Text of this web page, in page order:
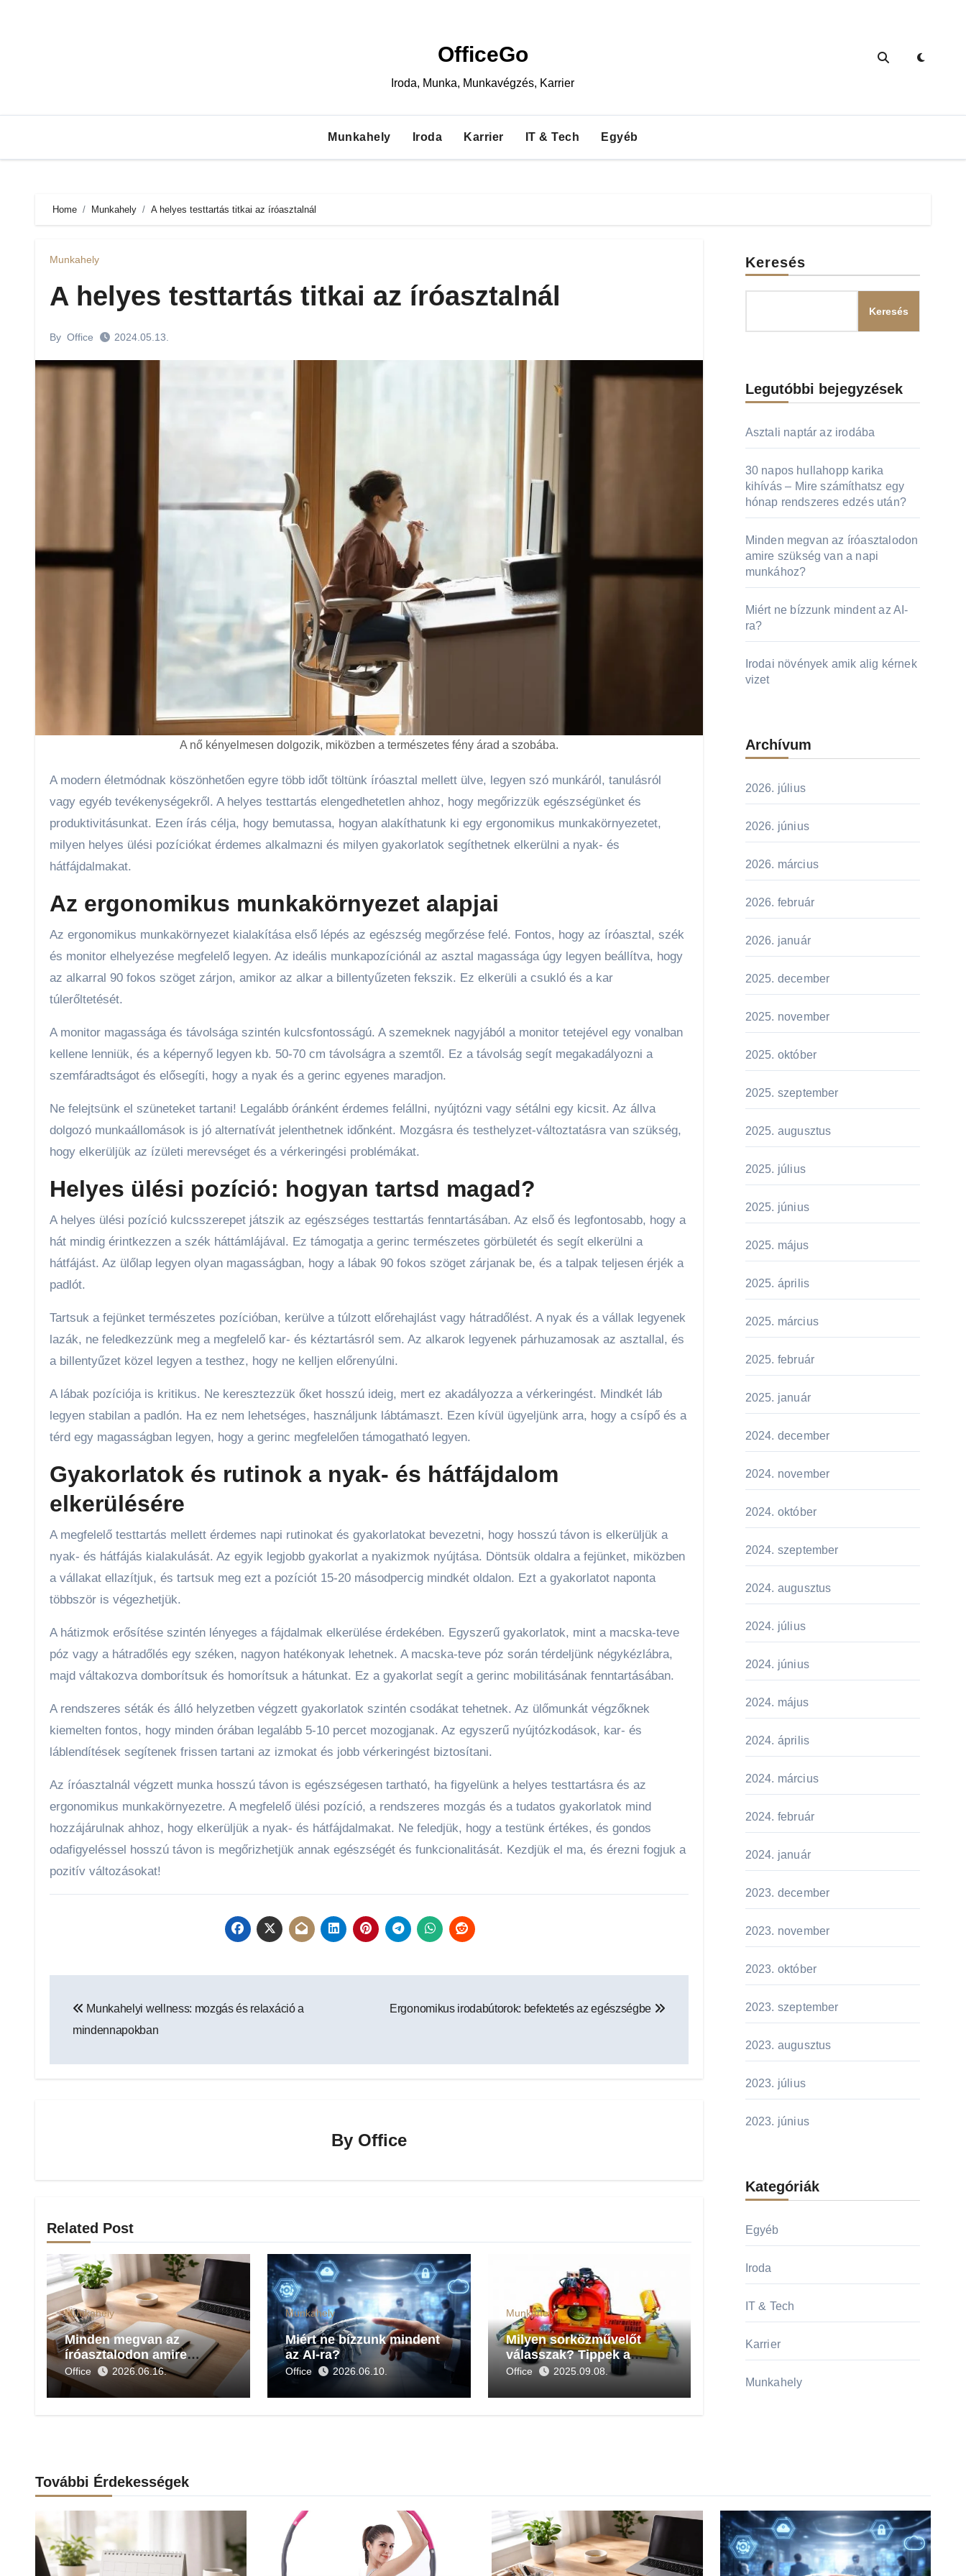
OfficeGo
Iroda, Munka, Munkavégzés, Karrier
Munkahely Iroda Karrier IT & Tech Egyéb
Home Munkahely A helyes testtartás titkai az íróasztalnál
Munkahely
A helyes testtartás titkai az íróasztalnál
By Office 2024.05.13.
A nő kényelmesen dolgozik, miközben a természetes fény árad a szobába.
A modern életmódnak köszönhetően egyre több időt töltünk íróasztal mellett ülve, legyen szó munkáról, tanulásról
vagy egyéb tevékenységekről. A helyes testtartás elengedhetetlen ahhoz, hogy megőrizzük egészségünket és
produktivitásunkat. Ezen írás célja, hogy bemutassa, hogyan alakíthatunk ki egy ergonomikus munkakörnyezetet,
milyen helyes ülési pozíciókat érdemes alkalmazni és milyen gyakorlatok segíthetnek elkerülni a nyak- és
hátfájdalmakat.
Az ergonomikus munkakörnyezet alapjai
Az ergonomikus munkakörnyezet kialakítása első lépés az egészség megőrzése felé. Fontos, hogy az íróasztal, szék
és monitor elhelyezése megfelelő legyen. Az ideális munkapozíciónál az asztal magassága úgy legyen beállítva, hogy
az alkarral 90 fokos szöget zárjon, amikor az alkar a billentyűzeten fekszik. Ez elkerüli a csukló és a kar
túlerőltetését.
A monitor magassága és távolsága szintén kulcsfontosságú. A szemeknek nagyjából a monitor tetejével egy vonalban
kellene lenniük, és a képernyő legyen kb. 50-70 cm távolságra a szemtől. Ez a távolság segít megakadályozni a
szemfáradtságot és elősegíti, hogy a nyak és a gerinc egyenes maradjon.
Ne felejtsünk el szüneteket tartani! Legalább óránként érdemes felállni, nyújtózni vagy sétálni egy kicsit. Az állva
dolgozó munkaállomások is jó alternatívát jelenthetnek időnként. Mozgásra és testhelyzet-változtatásra van szükség,
hogy elkerüljük az ízületi merevséget és a vérkeringési problémákat.
Helyes ülési pozíció: hogyan tartsd magad?
A helyes ülési pozíció kulcsszerepet játszik az egészséges testtartás fenntartásában. Az első és legfontosabb, hogy a
hát mindig érintkezzen a szék háttámlájával. Ez támogatja a gerinc természetes görbületét és segít elkerülni a
hátfájást. Az ülőlap legyen olyan magasságban, hogy a lábak 90 fokos szöget zárjanak be, és a talpak teljesen érjék a
padlót.
Tartsuk a fejünket természetes pozícióban, kerülve a túlzott előrehajlást vagy hátradőlést. A nyak és a vállak legyenek
lazák, ne feledkezzünk meg a megfelelő kar- és kéztartásról sem. Az alkarok legyenek párhuzamosak az asztallal, és
a billentyűzet közel legyen a testhez, hogy ne kelljen előrenyúlni.
A lábak pozíciója is kritikus. Ne keresztezzük őket hosszú ideig, mert ez akadályozza a vérkeringést. Mindkét láb
legyen stabilan a padlón. Ha ez nem lehetséges, használjunk lábtámaszt. Ezen kívül ügyeljünk arra, hogy a csípő és a
térd egy magasságban legyen, hogy a gerinc megfelelően támogatható legyen.
Gyakorlatok és rutinok a nyak- és hátfájdalom
elkerülésére
A megfelelő testtartás mellett érdemes napi rutinokat és gyakorlatokat bevezetni, hogy hosszú távon is elkerüljük a
nyak- és hátfájás kialakulását. Az egyik legjobb gyakorlat a nyakizmok nyújtása. Döntsük oldalra a fejünket, miközben
a vállakat ellazítjuk, és tartsuk meg ezt a pozíciót 15-20 másodpercig mindkét oldalon. Ezt a gyakorlatot naponta
többször is végezhetjük.
A hátizmok erősítése szintén lényeges a fájdalmak elkerülése érdekében. Egyszerű gyakorlatok, mint a macska-teve
póz vagy a hátradőlés egy széken, nagyon hatékonyak lehetnek. A macska-teve póz során térdeljünk négykézlábra,
majd váltakozva domborítsuk és homorítsuk a hátunkat. Ez a gyakorlat segít a gerinc mobilitásának fenntartásában.
A rendszeres séták és álló helyzetben végzett gyakorlatok szintén csodákat tehetnek. Az ülőmunkát végzőknek
kiemelten fontos, hogy minden órában legalább 5-10 percet mozogjanak. Az egyszerű nyújtózkodások, kar- és
láblendítések segítenek frissen tartani az izmokat és jobb vérkeringést biztosítani.
Az íróasztalnál végzett munka hosszú távon is egészségesen tartható, ha figyelünk a helyes testtartásra és az
ergonomikus munkakörnyezetre. A megfelelő ülési pozíció, a rendszeres mozgás és a tudatos gyakorlatok mind
hozzájárulnak ahhoz, hogy elkerüljük a nyak- és hátfájdalmakat. Ne feledjük, hogy a testünk értékes, és gondos
odafigyeléssel hosszú távon is megőrizhetjük annak egészségét és funkcionalitását. Kezdjük el ma, és érezni fogjuk a
pozitív változásokat!
navigáció
Munkahelyi wellness: mozgás és relaxáció a
mindennapokban
Ergonomikus irodabútorok: befektetés az egészségbe
By Office
Related Post
Munkahely
Minden megvan az
íróasztalodon amire
szükség van a napi
munkához?
Office 2026.06.16.
Munkahely
Miért ne bízzunk mindent
az AI-ra?
Office 2026.06.10.
Munkahely
Milyen sorközművelőt
válasszak? Tippek a
megfelelő gép
Office 2025.09.08.
Keresés
Keresés
Legutóbbi bejegyzések
Asztali naptár az irodába
30 napos hullahopp karika
kihívás – Mire számíthatsz egy
hónap rendszeres edzés után?
Minden megvan az íróasztalodon
amire szükség van a napi
munkához?
Miért ne bízzunk mindent az AI-
ra?
Irodai növények amik alig kérnek
vizet
Archívum
2026. július
2026. június
2026. március
2026. február
2026. január
2025. december
2025. november
2025. október
2025. szeptember
2025. augusztus
2025. július
2025. június
2025. május
2025. április
2025. március
2025. február
2025. január
2024. december
2024. november
2024. október
2024. szeptember
2024. augusztus
2024. július
2024. június
2024. május
2024. április
2024. március
2024. február
2024. január
2023. december
2023. november
2023. október
2023. szeptember
2023. augusztus
2023. július
2023. június
Kategóriák
Egyéb
Iroda
IT & Tech
Karrier
Munkahely
További Érdekességek